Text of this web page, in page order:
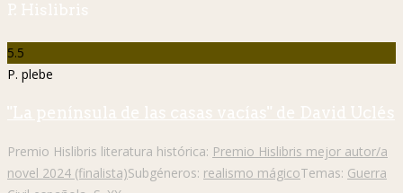
P. Hislibris
5.5
P. plebe
"La península de las casas vacías" de David Uclés
Premio Hislibris literatura histórica: Premio Hislibris mejor autor/a
novel 2024 (finalista)Subgéneros: realismo mágicoTemas: Guerra